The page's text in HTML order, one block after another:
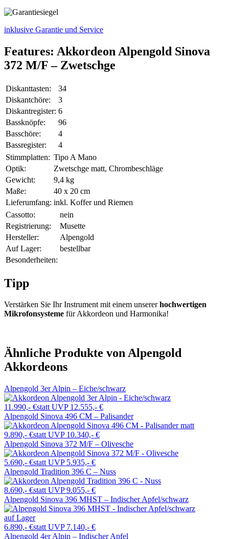
inklusive Garantie und Service
Features: Akkordeon Alpengold Sinova
372 M/F – Zwetschge
Diskanttasten:
34
Diskantchöre:
3
Diskantregister: 6
Bassknöpfe:
96
Basschöre:
4
Bassregister:
4
Stimmplatten: Tipo A Mano
Optik:
Zwetschge matt, Chrombeschläge
Gewicht:
9,4 kg
Maße:
40 x 20 cm
Lieferumfang: inkl. Koffer und Riemen
Cassotto:
nein
Registrierung:
Musette
Hersteller:
Alpengold
Auf Lager:
bestellbar
Besonderheiten:
Tipp
Verstärken Sie Ihr Instrument mit einem unsererhochwertigen
Mikrofonsysteme für Akkordeon und Harmonika!
Ähnliche Produkte von Alpengold
Akkordeons
Alpengold 3er Alpin – Eiche/schwarz
11.990,- €statt UVP 12.555,- €
Alpengold Sinova 496 CM – Palisander
9.890,- €statt UVP 10.340,- €
Alpengold Sinova 372 M/F – Olivesche
5.690,- €statt UVP 5.935,- €
Alpengold Tradition 396 C – Nuss
8.690,- €statt UVP 9.055,- €
Alpengold Sinova 396 MHST – Indischer Apfel/schwarz
auf Lager
6.890,- €statt UVP 7.140,- €
Alpengold 4er Alpin – Indischer Apfel